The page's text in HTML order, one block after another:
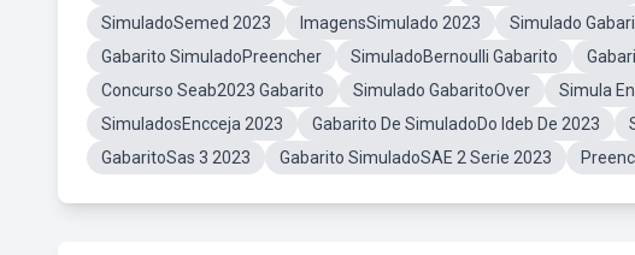
SimuladoSemed 2023
ImagensSimulado 2023 Simulado
Gabarito SimuladoPreencher
SimuladoBernoulli Gabarito
Concurso Seab2023 Gabarito
Simulado GabaritoOver Simula
SimuladosEncceja 2023
Gabarito De SimuladoDo Ideb De 2023
GabaritoSas 3 2023
Gabarito SimuladoSAE 2 Serie 2023